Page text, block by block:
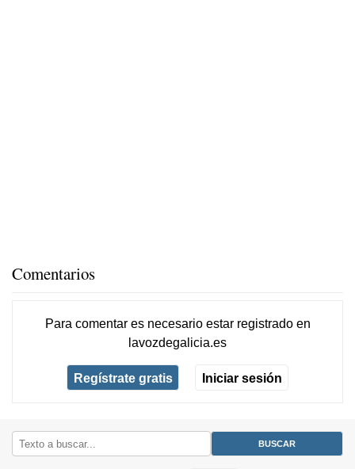
Comentarios
Para comentar es necesario estar registradoen
lavozdegalicia.es
Regístrate gratis Iniciar sesión